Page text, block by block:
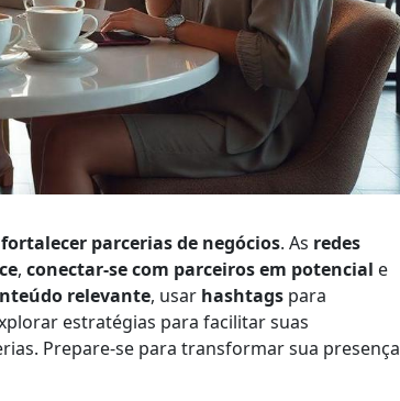
parcerias de negócios. As redes
, conectar-se com parceiros em potencial e
relevante, usar hashtags para
estratégias para facilitar suas
Prepare-se para transformar sua presença